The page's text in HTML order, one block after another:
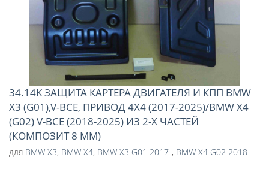
34.14K ЗАЩИТА КАРТЕРА ДВИГАТЕЛЯ И КПП BMW
X3 (G01),V-ВСЕ, ПРИВОД 4Х4 (2017-2025)/BMW X4
(G02) V-ВСЕ (2018-2025) ИЗ 2-Х ЧАСТЕЙ
(КОМПОЗИТ 8 ММ)
для BMW X3, BMW X4, BMW X3 G01 2017-, BMW X4 G02 2018-